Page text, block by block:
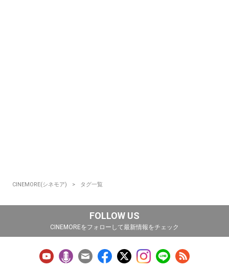
CINEMORE(シネモア) タグ一覧
FOLLOW US
CINEMOREをフォローして最新情報をチェック